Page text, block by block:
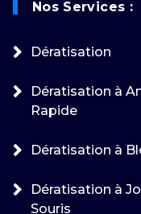
Nos Services :
Dératisation
Dératisation à
Rapide
Dératisation à
Dératisation à
Souris